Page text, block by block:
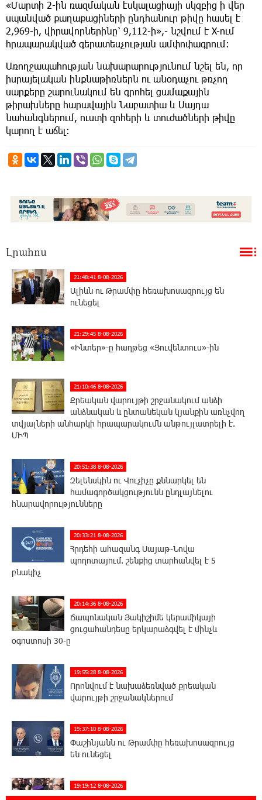
«Մարտի 2-ին ռազմական էսկալացիայի սկզբից ի վեր
սպանված քաղաքացիների ընդհանուր թիվը հասել է
2,969-ի, վիրավորներինը՝ 9,112-ի»,- նշվում է X-ում
հրապարակված գերատեսչության ամփոփագրում։
Առողջապահության նախարարությունում նշել են, որ
իսրայելական ինքնաթիռներն ու անօդաչու թռչող
սարքերը շարունակում են գրոհել ցամաքային
թիրախները հարավային Նաբատիա և Սայդա
նահանգներում, ուստի զոհերի և տուժածների թիվը
կարող է աճել։
Լրահոս
21:48:41 8-08-2026
Ալիևն ու Թրամփը հեռախոսազրույց են
ունեցել
21:29:45 8-08-2026
«Ինտեր»-ը հաղթեց «Յուվենտուս»-ին
21:10:46 8-08-2026
Քրեական վարույթի շրջանակում անձի
անձնական և ընտանեկան կյանքին առնչվող
տվյալների անհարկի հրապարակումն անթույլատրելի է.
ՄԻՊ
20:51:38 8-08-2026
Զելենսկին ու Վուչիչը քննարկել են
համագործակցությունն ընդլայնելու
հնարավորությունները
20:33:21 8-08-2026
Հրդեհի ահազանգ Սայաթ-Նովա
պողոտայում. շենքից տարհանվել է 5
բնակիչ
20:14:36 8-08-2026
Ճապոնական Յակիշիմե կերամիկայի
ցուցահանդեսը երկարաձգվել է մինչև
օգոստոսի 30-ը
19:55:28 8-08-2026
Որոնվում է նախաձեռնված քրեական
վարույթի շրջանակներում
19:37:10 8-08-2026
Փաշինյանն ու Թրամփը հեռախոսազրույց
են ունեցել
19:19:12 8-08-2026